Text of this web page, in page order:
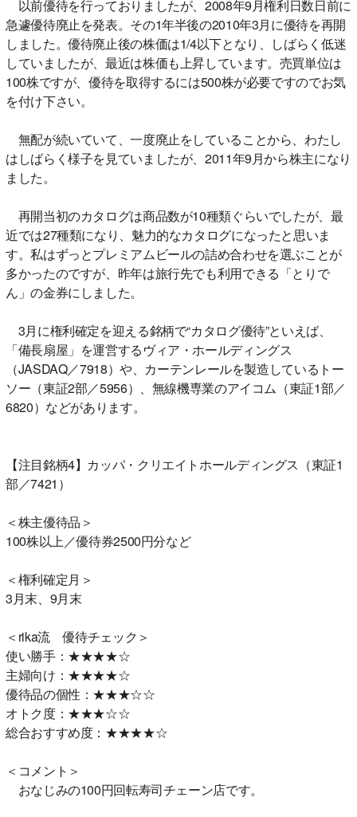
以前優待を行っておりましたが、2008年9月権利日数日前に
急遽優待廃止を発表。その1年半後の2010年3月に優待を再開
しました。優待廃止後の株価は1/4以下となり、しばらく低迷
していましたが、最近は株価も上昇しています。売買単位は
100株ですが、優待を取得するには500株が必要ですのでお気
を付け下さい。
無配が続いていて、一度廃止をしていることから、わたし
はしばらく様子を見ていましたが、2011年9月から株主になり
ました。
再開当初のカタログは商品数が10種類ぐらいでしたが、最
近では27種類になり、魅力的なカタログになったと思いま
す。私はずっとプレミアムビールの詰め合わせを選ぶことが
多かったのですが、昨年は旅行先でも利用できる「とりで
ん」の金券にしました。
3月に権利確定を迎える銘柄で“カタログ優待”といえば、
「備長扇屋」を運営するヴィア・ホールディングス
（JASDAQ／7918）や、カーテンレールを製造しているトー
ソー（東証2部／5956）、無線機専業のアイコム（東証1部／
6820）などがあります。
【注目銘柄4】カッパ・クリエイトホールディングス（東証1
部／7421）
＜株主優待品＞
100株以上／優待券2500円分など
＜権利確定月＞
3月末、9月末
＜rika流 優待チェック＞
使い勝手：★★★★☆
主婦向け：★★★★☆
優待品の個性：★★★☆☆
オトク度：★★★☆☆
総合おすすめ度：★★★★☆
＜コメント＞
おなじみの100円回転寿司チェーン店です。